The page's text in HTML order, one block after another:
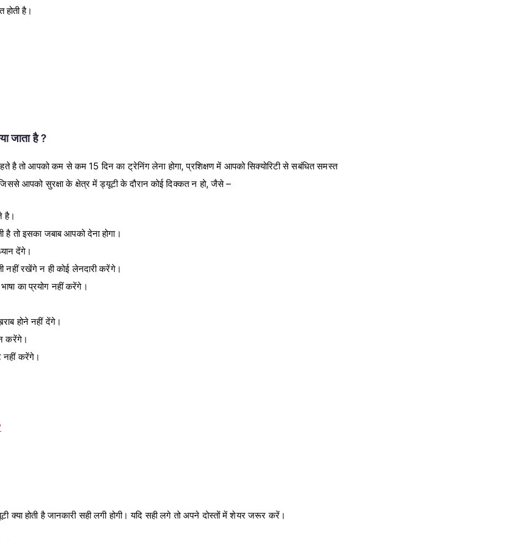
होती है।
जाता है ?
है तो आपको कम से कम 15 दिन का ट्रेनिंग लेना होगा, प्रशिक्षण में आपको सिक्योरिटी से सबंधित समस्त
जिससे आपको सुरक्षा के क्षेत्र में ड्यूटी के दौरान कोई दिक्कत न हो, जैसे –
है।
है तो इसका जबाब आपको देना होगा।
देंगे।
नहीं रखेंगे न ही कोई लेनदारी करेंगे।
का प्रयोग नहीं करेंगे।
होने नहीं देंगे।
करेंगे।
नहीं करेंगे।
क्या होती है जानकारी सही लगी होगी। यदि सही लगे तो अपने दोस्तों में शेयर जरूर करें।